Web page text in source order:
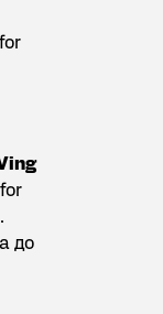
до